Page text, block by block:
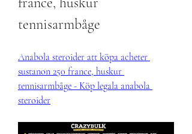
tennisarmbåge
Anabola steroider att köpa acheter
sustanon 250 france, huskur
tennisarmbåge - Köp legala anabola
steroider